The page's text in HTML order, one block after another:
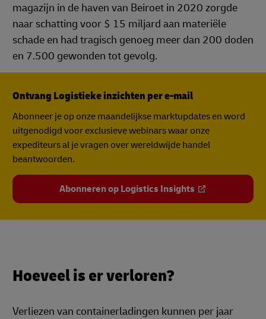
magazijn in de haven van Beiroet in 2020 zorgde
naar schatting voor $ 15 miljard aan materiële
schade en had tragisch genoeg meer dan 200 doden
en 7.500 gewonden tot gevolg.
Ontvang Logistieke inzichten per e-mail
Abonneer je op onze maandelijkse marktupdates en word
uitgenodigd voor exclusieve webinars waar onze
expediteurs al je vragen over wereldwijde handel
beantwoorden.
Abonneren op Logistics Insights
Hoeveel is er verloren?
Verliezen van containerladingen kunnen per jaar